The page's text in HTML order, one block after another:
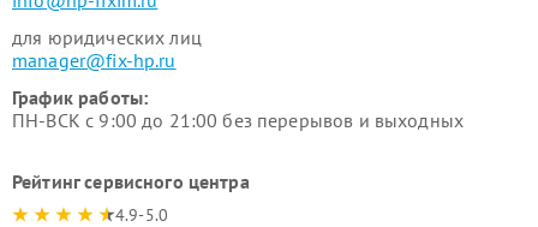
для юридических лиц
manager@fix-hp.ru
График работы:
ПН-ВСК с 9:00 до 21:00 без перерывов и выходных
Рейтинг сервисного центра
4.9-5.0